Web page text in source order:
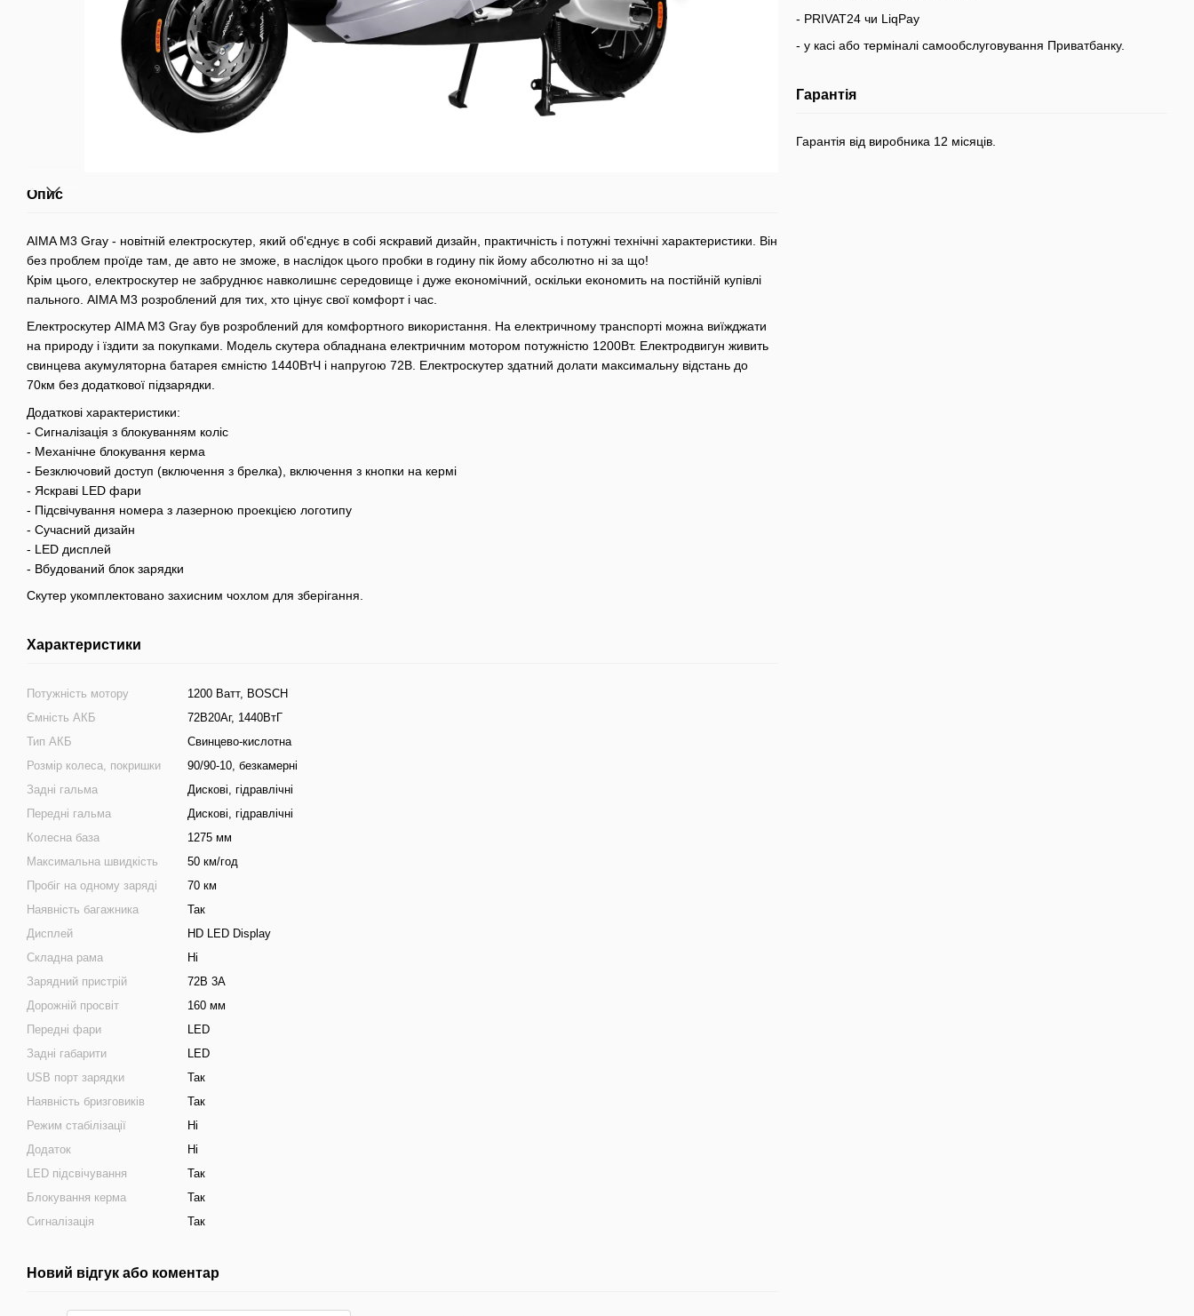
Опис
AIMA M3 Gray - новітній електроскутер, який об'єднує в собі яскравий дизайн, практичність і потужні технічні характеристики. Він
без проблем проїде там, де авто не зможе, в наслідок цього пробки в годину пік йому абсолютно ні за що!
Крім цього, електроскутер не забруднює навколишнє середовище і дуже економічний, оскільки економить на постійній купівлі
пального. AIMA M3 розроблений для тих, хто цінує свої комфорт і час.
Електроскутер AIMA M3 Gray був розроблений для комфортного використання. На електричному транспорті можна виїжджати
на природу і їздити за покупками. Модель скутера обладнана електричним мотором потужністю 1200Вт. Електродвигун живить
свинцева акумуляторна батарея ємністю 1440ВтЧ і напругою 72В. Електроскутер здатний долати максимальну відстань до
70км без додаткової підзарядки.
Додаткові характеристики:
- Сигналізація з блокуванням коліс
- Механічне блокування керма
- Безключовий доступ (включення з брелка), включення з кнопки на кермі
- Яскраві LED фари
- Підсвічування номера з лазерною проекцією логотипу
- Сучасний дизайн
- LED дисплей
- Вбудований блок зарядки
Скутер укомплектовано захисним чохлом для зберігання.
Характеристики
Потужність мотору
1200 Ватт, BOSCH
Ємність АКБ
72В20Аг, 1440ВтГ
Тип АКБ
Свинцево-кислотна
Розмір колеса, покришки
90/90-10, безкамерні
Задні гальма
Дискові, гідравлічні
Передні гальма
Дискові, гідравлічні
Колесна база
1275 мм
Максимальна швидкість
50 км/год
Пробіг на одному заряді
70 км
Наявність багажника
Так
Дисплей
HD LED Display
Складна рама
Ні
Зарядний пристрій
72В 3А
Дорожній просвіт
160 мм
Передні фари
LED
Задні габарити
LED
USB порт зарядки
Так
Наявність бризговиків
Так
Режим стабілізації
Ні
Додаток
Ні
LED підсвічування
Так
Блокування керма
Так
Сигналізація
Так
Новий відгук або коментар
- PRIVAT24 чи LiqPay
- у касі або терміналі самообслуговування Приватбанку.
Гарантія
Гарантія від виробника 12 місяців.